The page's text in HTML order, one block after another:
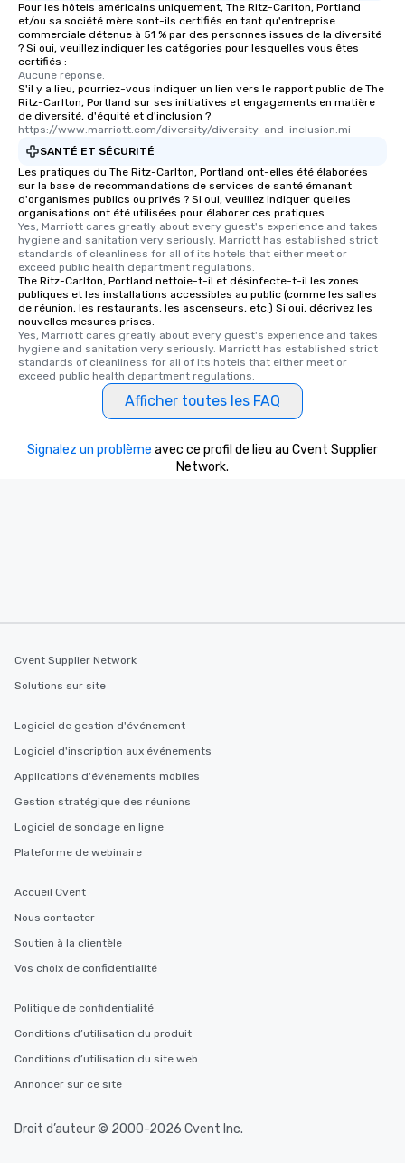
Pour les hôtels américains uniquement, The Ritz-Carlton, Portland
et/ou sa société mère sont-ils certifiés en tant qu'entreprise
commerciale détenue à 51 % par des personnes issues de la diversité
? Si oui, veuillez indiquer les catégories pour lesquelles vous êtes
certifiés :
Aucune réponse.
S'il y a lieu, pourriez-vous indiquer un lien vers le rapport public de The
Ritz-Carlton, Portland sur ses initiatives et engagements en matière
de diversité, d'équité et d'inclusion ?
https://www.marriott.com/diversity/diversity-and-inclusion.mi
SANTÉ ET SÉCURITÉ
Les pratiques du The Ritz-Carlton, Portland ont-elles été élaborées
sur la base de recommandations de services de santé émanant
d'organismes publics ou privés ? Si oui, veuillez indiquer quelles
organisations ont été utilisées pour élaborer ces pratiques.
Yes, Marriott cares greatly about every guest's experience and takes
hygiene and sanitation very seriously. Marriott has established strict
standards of cleanliness for all of its hotels that either meet or
exceed public health department regulations.
The Ritz-Carlton, Portland nettoie-t-il et désinfecte-t-il les zones
publiques et les installations accessibles au public (comme les salles
de réunion, les restaurants, les ascenseurs, etc.) Si oui, décrivez les
nouvelles mesures prises.
Yes, Marriott cares greatly about every guest's experience and takes
hygiene and sanitation very seriously. Marriott has established strict
standards of cleanliness for all of its hotels that either meet or
exceed public health department regulations.
Afficher toutes les FAQ
Signalez un problème avec ce profil de lieu au Cvent Supplier
Network.
Cvent Supplier Network
Solutions sur site
Logiciel de gestion d'événement
Logiciel d'inscription aux événements
Applications d'événements mobiles
Gestion stratégique des réunions
Logiciel de sondage en ligne
Plateforme de webinaire
Accueil Cvent
Nous contacter
Soutien à la clientèle
Vos choix de confidentialité
Politique de confidentialité
Conditions d’utilisation du produit
Conditions d’utilisation du site web
Annoncer sur ce site
Droit d’auteur © 2000-2026 Cvent Inc.